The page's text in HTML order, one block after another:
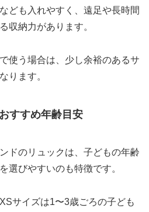
ども入れやすく、遠足や長時間
収納力があります。
使う場合は、少し余裕のあるサ
ります。
すすめ年齢目安
ドのリュックは、子どもの年齢
選びやすいのも特徴です。
サイズは1〜3歳ごろの子ども